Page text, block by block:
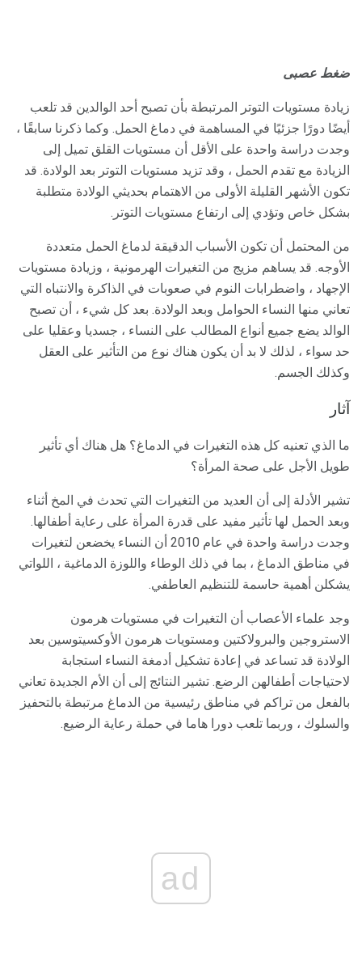
ضغط عصبى
زيادة مستويات التوتر المرتبطة بأن تصبح أحد الوالدين قد تلعب
أيضًا دورًا جزئيًا في المساهمة في دماغ الحمل. وكما ذكرنا سابقًا ،
وجدت دراسة واحدة على الأقل أن مستويات القلق تميل إلى
الزيادة مع تقدم الحمل ، وقد تزيد مستويات التوتر بعد الولادة. قد
تكون الأشهر القليلة الأولى من الاهتمام بحديثي الولادة متطلبة
بشكل خاص وتؤدي إلى ارتفاع مستويات التوتر.
من المحتمل أن تكون الأسباب الدقيقة لدماغ الحمل متعددة
الأوجه. قد يساهم مزيج من التغيرات الهرمونية ، وزيادة مستويات
الإجهاد ، واضطرابات النوم في صعوبات في الذاكرة والانتباه التي
تعاني منها النساء الحوامل وبعد الولادة. بعد كل شيء ، أن تصبح
الوالد يضع جميع أنواع المطالب على النساء ، جسديا وعقليا على
حد سواء ، لذلك لا بد أن يكون هناك نوع من التأثير على العقل
وكذلك الجسم.
آثار
ما الذي تعنيه كل هذه التغيرات في الدماغ؟ هل هناك أي تأثير
طويل الأجل على صحة المرأة؟
تشير الأدلة إلى أن العديد من التغيرات التي تحدث في المخ أثناء
وبعد الحمل لها تأثير مفيد على قدرة المرأة على رعاية أطفالها.
وجدت دراسة واحدة في عام 2010 أن النساء يخضعن لتغيرات
في مناطق الدماغ ، بما في ذلك الوطاء واللوزة الدماغية ، اللواتي
يشكلن أهمية حاسمة للتنظيم العاطفي.
وجد علماء الأعصاب أن التغيرات في مستويات هرمون
الاستروجين والبرولاكتين ومستويات هرمون الأوكسيتوسين بعد
الولادة قد تساعد في إعادة تشكيل أدمغة النساء استجابة
لاحتياجات أطفالهن الرضع. تشير النتائج إلى أن الأم الجديدة تعاني
بالفعل من تراكم في مناطق رئيسية من الدماغ مرتبطة بالتحفيز
والسلوك ، وربما تلعب دورا هاما في حملة رعاية الرضيع.
ad